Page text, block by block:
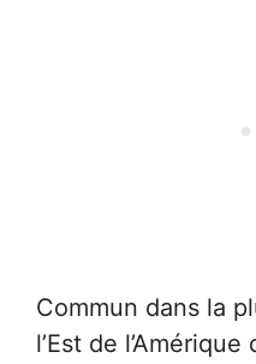
Commun dans la
l’Est de